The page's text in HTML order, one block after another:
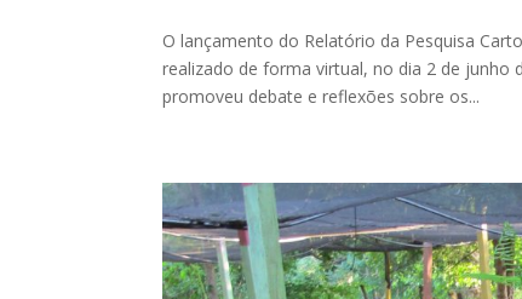
O lançamento do Relatório da Pesquisa
realizado de forma virtual, no dia 2 de junho
promoveu debate e reflexões sobre os...